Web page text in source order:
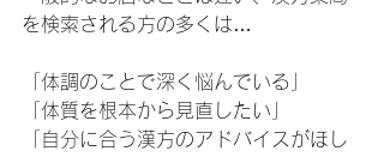
を検索される方の多くは…
「体調のことで深く悩んでいる」
「体質を根本から見直したい」
「自分に合う漢方のアドバイスがほし